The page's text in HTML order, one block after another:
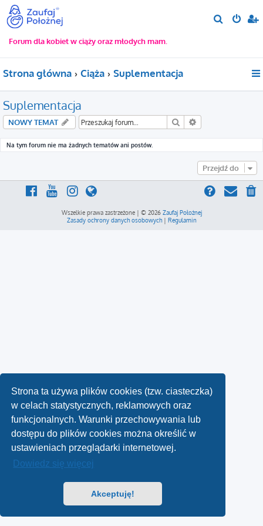
Strona ta używa plików cookies (tzw. ciasteczka)
w celach statystycznych, reklamowych oraz
funkcjonalnych. Warunki przechowywania lub
dostępu do plików cookies można określić w
ustawieniach przeglądarki internetowej.
Dowiedz się więcej
Akceptuję!
j
Forum dla kobiet w ciąży oraz młodych mam.
Strona główna Ciąża Suplementacja
Suplementacja
NOWY TEMAT Szukaj
Na tym forum nie ma żadnych tematów ani postów.
Przejdź do
Wszelkie prawa zastrzeżone | © 2026 Zaufaj Położnej
Zasady ochrony danych osobowych| Regulamin